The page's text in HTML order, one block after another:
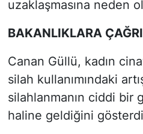
uzaklaşmasına neden
BAKANLIKLARA ÇAĞRI
Canan Güllü, kadın
silah kullanımındaki
silahlanmanın ciddi bir
haline geldiğini